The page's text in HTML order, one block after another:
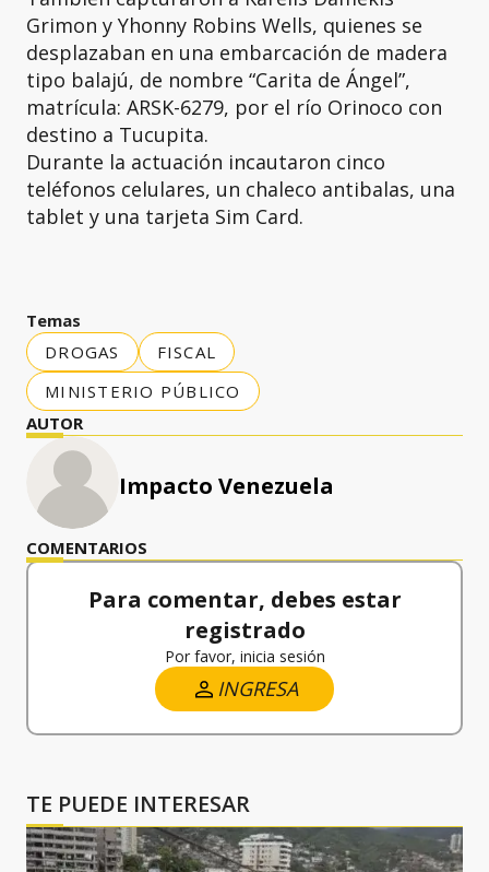
Grimon y Yhonny Robins Wells, quienes se
desplazaban en una embarcación de madera
tipo balajú, de nombre “Carita de Ángel”,
matrícula: ARSK-6279, por el río Orinoco con
destino a Tucupita.
Durante la actuación incautaron cinco
teléfonos celulares, un chaleco antibalas, una
tablet y una tarjeta Sim Card.
Temas
DROGAS
FISCAL
MINISTERIO PÚBLICO
AUTOR
Impacto Venezuela
COMENTARIOS
Para comentar, debes estar
registrado
Por favor, inicia sesión
INGRESA
TE PUEDE INTERESAR